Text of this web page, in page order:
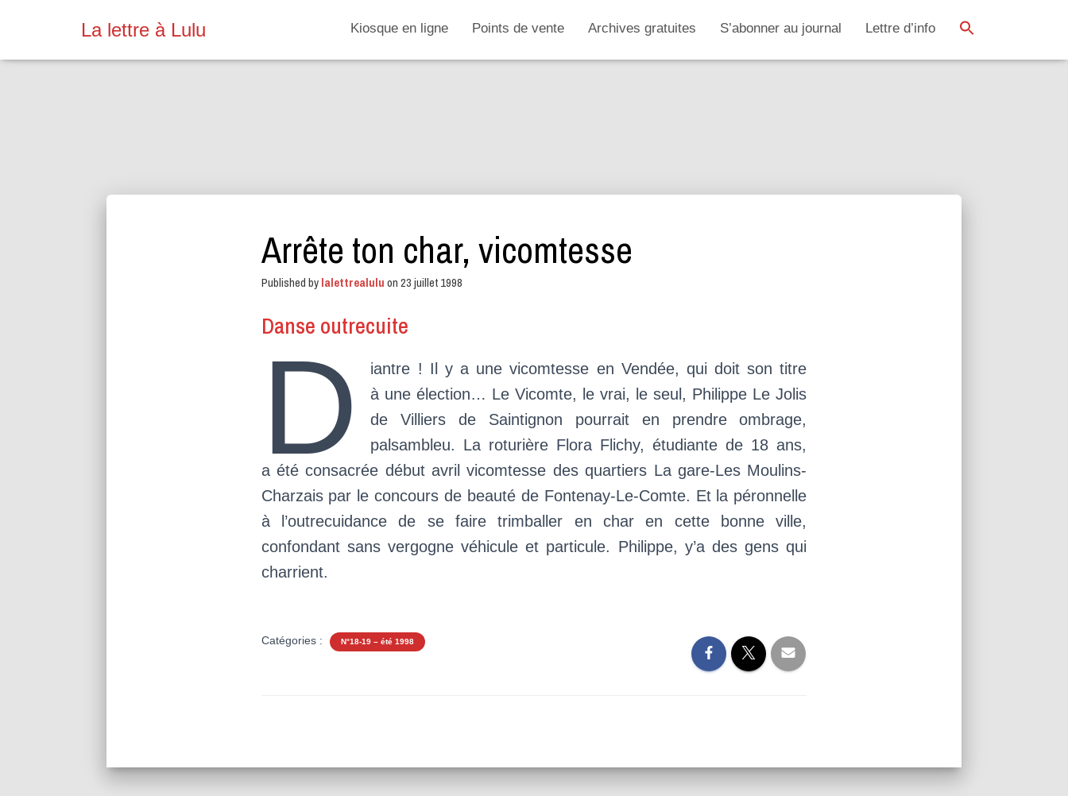
La lettre à Lulu Kiosque en ligne Points de vente Archives gratuites S’abonner au journal Lettre d’info
Arrête ton char, vicomtesse
Published bylalettrealuluon23 juillet 1998
Danse outrecuite
D
iantre ! Il y a une vicomtesse en Vendée, qui doit son titre
à une élection… Le Vicomte, le vrai, le seul, Philippe Le Jolis
de Villiers de Saintignon pourrait en prendre ombrage,
palsambleu. La roturière Flora Flichy, étudiante de 18 ans,
a été consacrée début avril vicomtesse des quartiers La gare-Les Moulins-
Charzais par le concours de beauté de Fontenay-Le-Comte. Et la péronnelle
à l’outrecuidance de se faire trimballer en char en cette bonne ville,
confondant sans vergogne véhicule et particule. Philippe, y’a des gens qui
charrient.
Catégories : N°18-19 – été 1998